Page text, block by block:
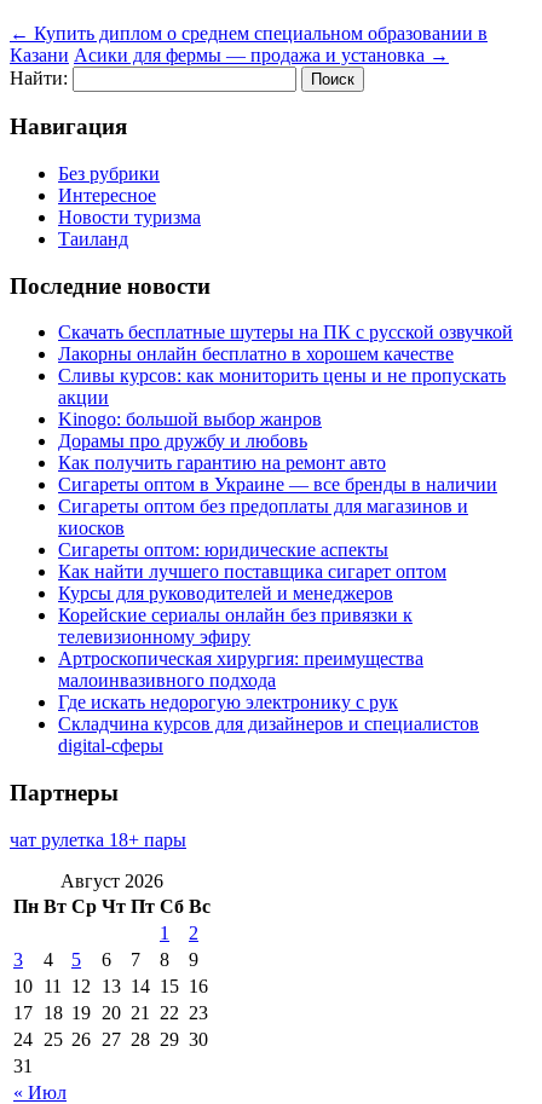
← Купить диплом о среднем специальном образовании в
Казани Асики для фермы — продажа и установка →
Найти:
Навигация
Без рубрики
Интересное
Новости туризма
Таиланд
Последние новости
Скачать бесплатные шутеры на ПК с русской озвучкой
Лакорны онлайн бесплатно в хорошем качестве
Сливы курсов: как мониторить цены и не пропускать
акции
Kinogo: большой выбор жанров
Дорамы про дружбу и любовь
Как получить гарантию на ремонт авто
Сигареты оптом в Украине — все бренды в наличии
Сигареты оптом без предоплаты для магазинов и
киосков
Сигареты оптом: юридические аспекты
Как найти лучшего поставщика сигарет оптом
Курсы для руководителей и менеджеров
Корейские сериалы онлайн без привязки к
телевизионному эфиру
Артроскопическая хирургия: преимущества
малоинвазивного подхода
Где искать недорогую электронику с рук
Складчина курсов для дизайнеров и специалистов
digital-сферы
Партнеры
чат рулетка 18+ пары
Август 2026
Пн Вт Ср Чт Пт Сб Вс
« Июл
1
2
3
4 5 6 7 8
9
10 11 12 13 14 15 16
17 18 19 20 21 22 23
24 25 26 27 28 29 30
31